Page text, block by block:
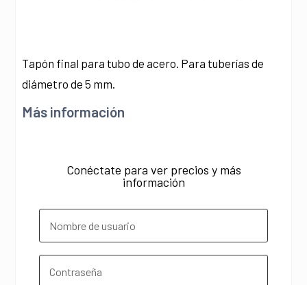
Tapón final para tubo de acero. Para tuberías de
diámetro de 5 mm.
Más información
Conéctate para ver precios y más
información